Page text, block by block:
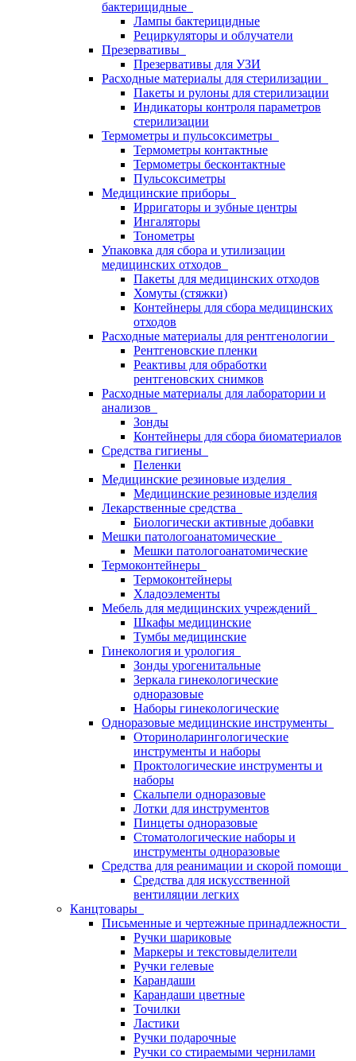
бактерицидные
Лампы бактерицидные
Рециркуляторы и облучатели
Презервативы
Презервативы для УЗИ
Расходные материалы для стерилизации
Пакеты и рулоны для стерилизации
Индикаторы контроля параметров
стерилизации
Термометры и пульсоксиметры
Термометры контактные
Термометры бесконтактные
Пульсоксиметры
Медицинские приборы
Ирригаторы и зубные центры
Ингаляторы
Тонометры
Упаковка для сбора и утилизации
медицинских отходов
Пакеты для медицинских отходов
Хомуты (стяжки)
Контейнеры для сбора медицинских
отходов
Расходные материалы для рентгенологии
Рентгеновские пленки
Реактивы для обработки
рентгеновских снимков
Расходные материалы для лаборатории и
анализов
Зонды
Контейнеры для сбора биоматериалов
Средства гигиены
Пеленки
Медицинские резиновые изделия
Медицинские резиновые изделия
Лекарственные средства
Биологически активные добавки
Мешки патологоанатомические
Мешки патологоанатомические
Термоконтейнеры
Термоконтейнеры
Хладоэлементы
Мебель для медицинских учреждений
Шкафы медицинские
Тумбы медицинские
Гинекология и урология
Зонды урогенитальные
Зеркала гинекологические
одноразовые
Наборы гинекологические
Одноразовые медицинские инструменты
Оториноларингологические
инструменты и наборы
Проктологические инструменты и
наборы
Скальпели одноразовые
Лотки для инструментов
Пинцеты одноразовые
Стоматологические наборы и
инструменты одноразовые
Средства для реанимации и скорой помощи
Средства для искусственной
вентиляции легких
Канцтовары
Письменные и чертежные принадлежности
Ручки шариковые
Маркеры и текстовыделители
Ручки гелевые
Карандаши
Карандаши цветные
Точилки
Ластики
Ручки подарочные
Ручки со стираемыми чернилами